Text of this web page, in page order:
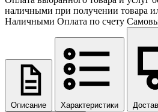
наличными при получении товара
Наличными Оплата по счету
Описание Характеристики